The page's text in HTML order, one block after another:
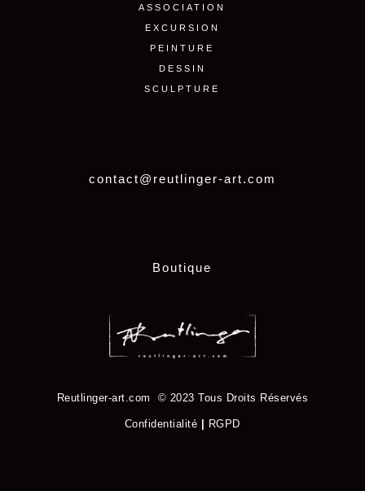
ASSOCIATION
EXCURSION
PEINTURE
DESSIN
SCULPTURE
contact@reutlinger-art.com
Boutique
Reutlinger-art.com © 2023 Tous Droits Réservés
Confidentialité RGPD